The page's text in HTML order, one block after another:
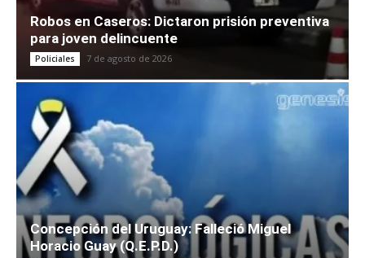
Robos en Caseros: Dictaron prisión preventiva
para joven delincuente
Policiales 7 de agosto de 2026
Concepción del Uruguay: Falleció Miguel
Horacio Guay (Q.E.P.D.)